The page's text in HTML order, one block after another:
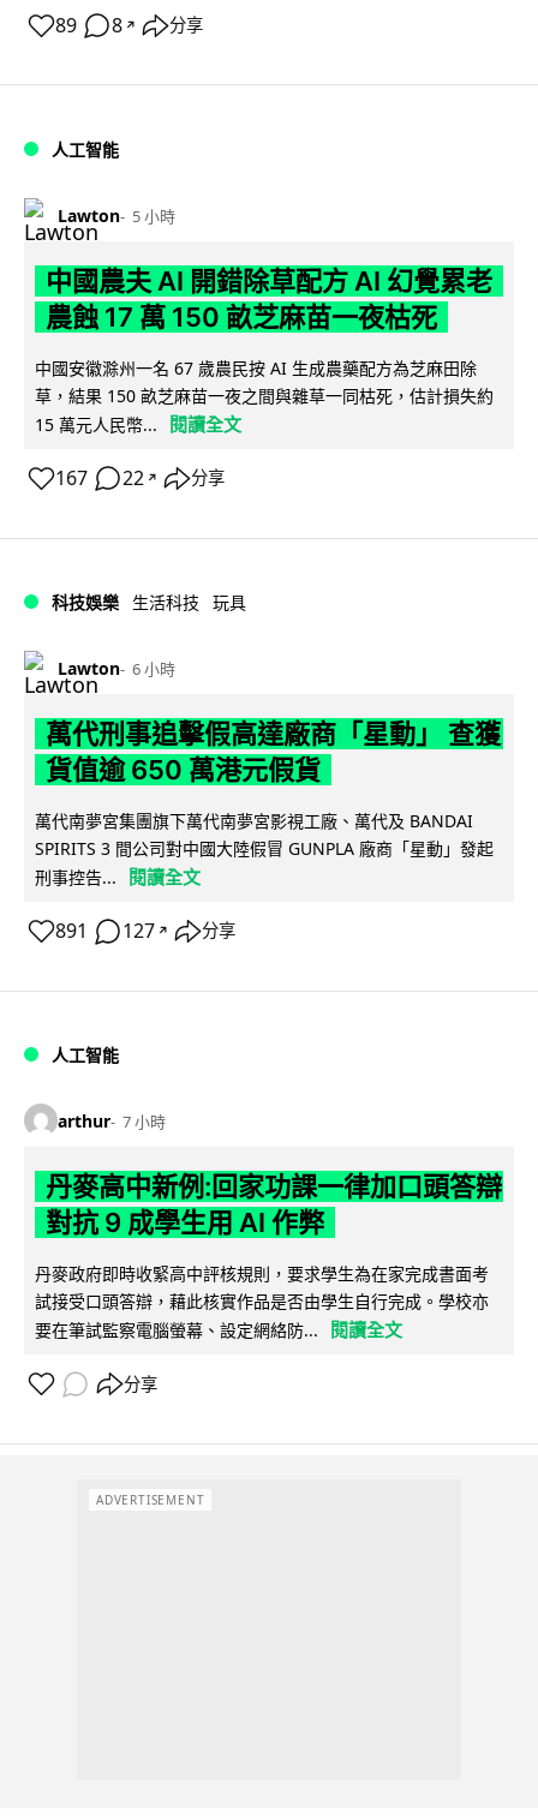
89 8 ↗ 分享
人工智能
Lawton 5 小時
中國農夫 AI 開錯除草配方 AI 幻覺累老
農蝕 17 萬 150 畝芝麻苗一夜枯死
中國安徽滁州一名 67 歲農民按 AI 生成農藥配方為芝麻田除
草，結果 150 畝芝麻苗一夜之間與雜草一同枯死，估計損失約
15 萬元人民幣...
閱讀全文
167 22 ↗ 分享
科技娛樂 生活科技 玩具
Lawton 6 小時
萬代刑事追擊假高達廠商「星動」 查獲
貨值逾 650 萬港元假貨
萬代南夢宮集團旗下萬代南夢宮影視工廠、萬代及 BANDAI
SPIRITS 3 間公司對中國大陸假冒 GUNPLA 廠商「星動」發起
刑事控告...
閱讀全文
891 127 ↗ 分享
人工智能
arthur 7 小時
丹麥高中新例:回家功課一律加口頭答辯
對抗 9 成學生用 AI 作弊
丹麥政府即時收緊高中評核規則，要求學生為在家完成書面考
試接受口頭答辯，藉此核實作品是否由學生自行完成。學校亦
要在筆試監察電腦螢幕、設定網絡防...
閱讀全文
分享
ADVERTISEMENT